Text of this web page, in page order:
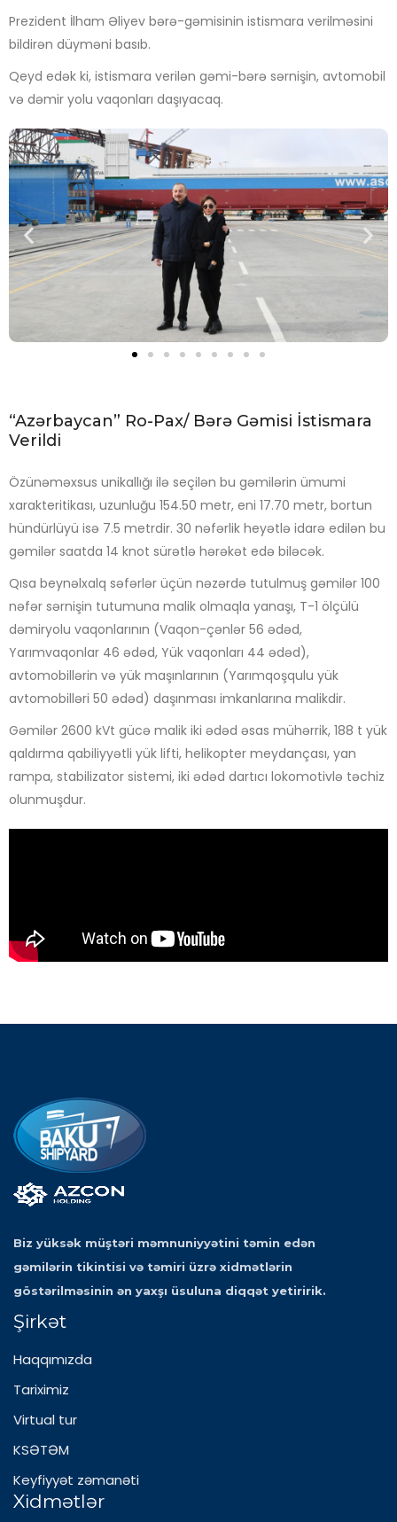
Prezident İlham Əliyev bərə-gəmisinin istismara verilməsini
bildirən düyməni basıb.
Qeyd edək ki, istismara verilən gəmi-bərə sərnişin, avtomobil
və dəmir yolu vaqonları daşıyacaq.
“Azərbaycan” Ro-Pax/ Bərə Gəmisi İstismara
Verildi
Özünəməxsus unikallığı ilə seçilən bu gəmilərin ümumi
xarakteritikası, uzunluğu 154.50 metr, eni 17.70 metr, bortun
hündürlüyü isə 7.5 metrdir. 30 nəfərlik heyətlə idarə edilən bu
gəmilər saatda 14 knot sürətlə hərəkət edə biləcək.
Qısa beynəlxalq səfərlər üçün nəzərdə tutulmuş gəmilər 100
nəfər sərnişin tutumuna malik olmaqla yanaşı, T-1 ölçülü
dəmiryolu vaqonlarının (Vaqon-çənlər 56 ədəd,
Yarımvaqonlar 46 ədəd, Yük vaqonları 44 ədəd),
avtomobillərin və yük maşınlarının (Yarımqoşqulu yük
avtomobilləri 50 ədəd) daşınması imkanlarına malikdir.
Gəmilər 2600 kVt gücə malik iki ədəd əsas mühərrik, 188 t yük
qaldırma qabiliyyətli yük lifti, helikopter meydançası, yan
rampa, stabilizator sistemi, iki ədəd dartıcı lokomotivlə təchiz
olunmuşdur.
Biz yüksək müştəri məmnuniyyətini təmin edən
gəmilərin tikintisi və təmiri üzrə xidmətlərin
göstərilməsinin ən yaxşı üsuluna diqqət yetiririk.
Şirkət
Haqqımızda
Tariximiz
Virtual tur
KSƏTƏM
Keyfiyyət zəmanəti
Xidmətlər